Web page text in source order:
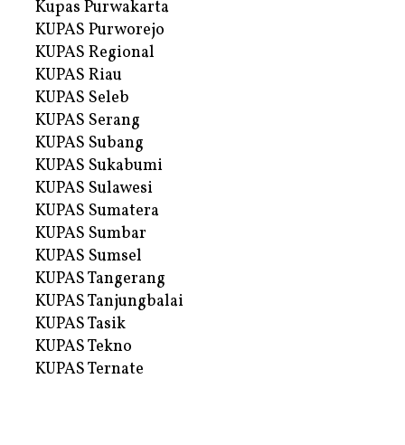
Kupas Purwakarta
KUPAS Purworejo
KUPAS Regional
KUPAS Riau
KUPAS Seleb
KUPAS Serang
KUPAS Subang
KUPAS Sukabumi
KUPAS Sulawesi
KUPAS Sumatera
KUPAS Sumbar
KUPAS Sumsel
KUPAS Tangerang
KUPAS Tanjungbalai
KUPAS Tasik
KUPAS Tekno
KUPAS Ternate